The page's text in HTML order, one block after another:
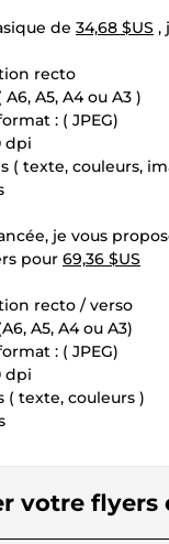
de 34,68 $US ,
recto
A5, A4 ou A3 )
: ( JPEG)
dpi
( texte, couleurs,
je vous
pour 69,36 $US
recto / verso
A5, A4 ou A3)
: ( JPEG)
dpi
texte, couleurs )
votre